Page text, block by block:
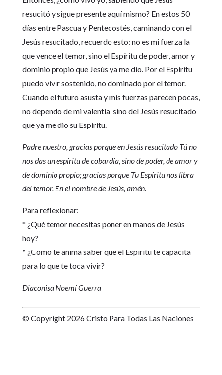
resucitó y sigue presente aquí mismo? En estos 50
días entre Pascua y Pentecostés, caminando con el
Jesús resucitado, recuerdo esto: no es mi fuerza la
que vence el temor, sino el Espíritu de poder, amor y
dominio propio que Jesús ya me dio. Por el Espíritu
puedo vivir sostenido, no dominado por el temor.
Cuando el futuro asusta y mis fuerzas parecen pocas,
no dependo de mi valentía, sino del Jesús resucitado
que ya me dio su Espíritu.
Padre nuestro, gracias porque en Jesús resucitado Tú no
nos das un espíritu de cobardía, sino de poder, de amor y
de dominio propio; gracias porque Tu Espíritu nos libra
del temor. En el nombre de Jesús, amén.
Para reflexionar:
* ¿Qué temor necesitas poner en manos de Jesús
hoy?
* ¿Cómo te anima saber que el Espíritu te capacita
para lo que te toca vivir?
Diaconisa Noemí Guerra
© Copyright 2026 Cristo Para Todas Las Naciones